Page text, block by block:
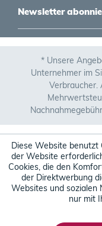
Newsletter
* Unsere
Unternehmer im
Verbraucher.
Diese Website benutzt
der Website
Cookies, die den
der Direktwerbung
Websites und sozialen
nur mit